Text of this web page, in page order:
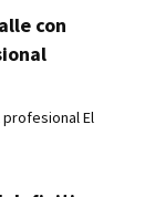
con
profesional El